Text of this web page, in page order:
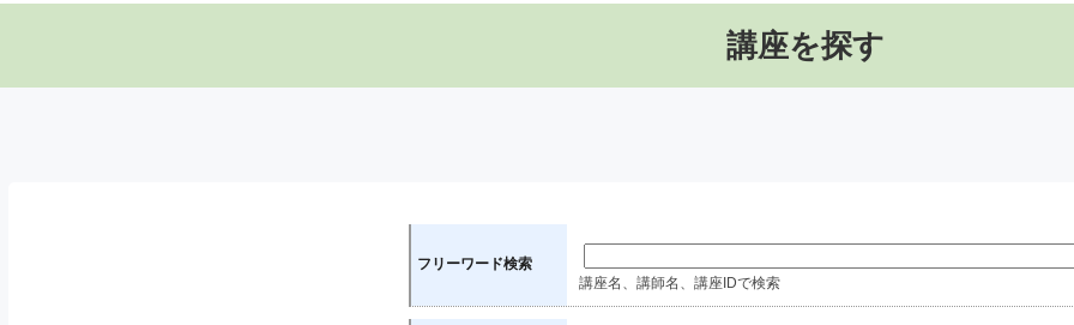
講座を探す
フリーワード検索
講座名、講師名、講座IDで検索